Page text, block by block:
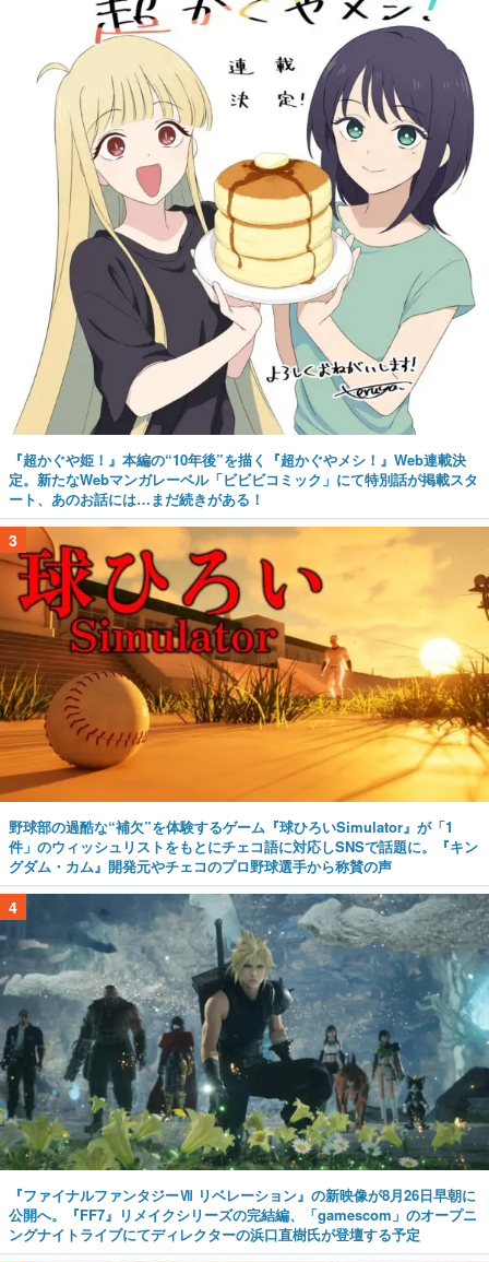
『超かぐや姫！』本編の“10年後”を描く『超かぐやメシ！』Web連載決
定。新たなWebマンガレーベル「ビビビコミック」にて特別話が掲載スタ
ート、あのお話には…まだ続きがある！
3
野球部の過酷な“補欠”を体験するゲーム『球ひろいSimulator』が「1
件」のウィッシュリストをもとにチェコ語に対応しSNSで話題に。『キン
グダム・カム』開発元やチェコのプロ野球選手から称賛の声
4
『ファイナルファンタジーⅦ リベレーション』の新映像が8月26日早朝に
公開へ。『FF7』リメイクシリーズの完結編、「gamescom」のオープニ
ングナイトライブにてディレクターの浜口直樹氏が登壇する予定